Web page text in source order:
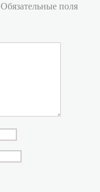
Обязательные поля